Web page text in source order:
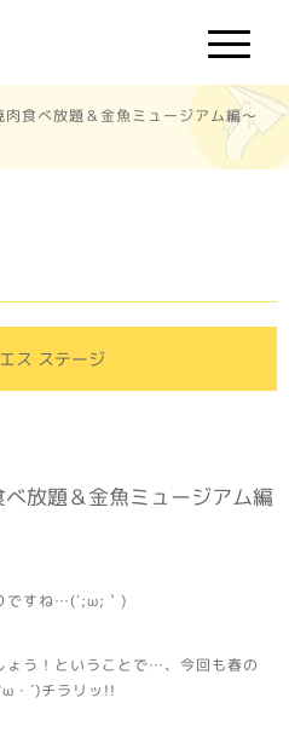
食べ放題＆金魚ミュージアム編～
ス ステージ
放題＆金魚ミュージアム編
ですね…(´;ω;｀)
ょう！ということで…、今回も春の
・´)チラリッ!!